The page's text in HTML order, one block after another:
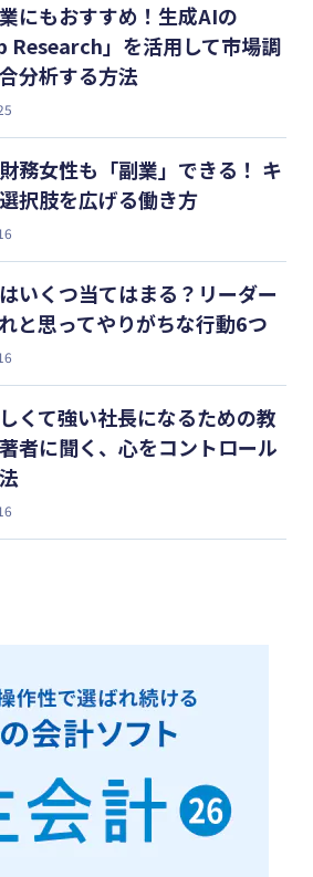
にもおすすめ！生成AIの
Research」を活用して市場調
分析する方法
務女性も「副業」できる！ キ
択肢を広げる働き方
いくつ当てはまる？リーダー
と思ってやりがちな行動6つ
しくて強い社長になるための教
者に聞く、心をコントロール